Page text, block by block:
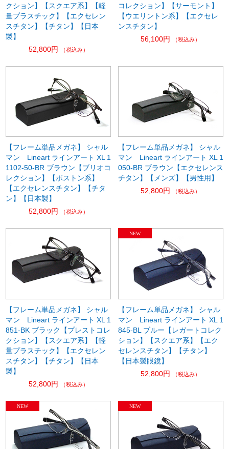
クション】【スクエア系】【軽
量プラスチック】【エクセレン
スチタン】【チタン】【日本
製】
52,800円
（税込み）
コレクション】【サーモント】
【ウエリントン系】【エクセレ
ンスチタン】
56,100円
（税込み）
【フレーム単品メガネ】 シャル
マン Lineart ラインアート XL 1
1102-50-BR ブラウン【ブリオコ
レクション】【ボストン系】
【エクセレンスチタン】【チタ
ン】【日本製】
52,800円
（税込み）
【フレーム単品メガネ】 シャル
マン Lineart ラインアート XL 1
050-BR ブラウン【エクセレンス
チタン】【メンズ】【男性用】
52,800円
（税込み）
【フレーム単品メガネ】 シャル
マン Lineart ラインアート XL 1
851-BK ブラック【プレストコレ
クション】【スクエア系】【軽
量プラスチック】【エクセレン
スチタン】【チタン】【日本
製】
52,800円
（税込み）
【フレーム単品メガネ】 シャル
マン Lineart ラインアート XL 1
845-BL ブルー【レガートコレク
ション】【スクエア系】【エク
セレンスチタン】【チタン】
【日本製眼鏡】
52,800円
（税込み）